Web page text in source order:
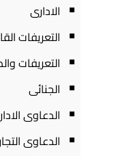
الادارى
التعريفات
التعريفات
الجنائى
الدعاوى
الدعاوى